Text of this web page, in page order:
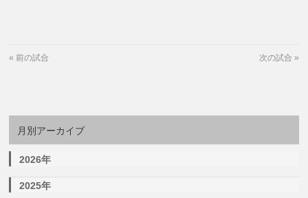
«前の試合 次の試合 »
月別アーカイブ
2026年
2025年